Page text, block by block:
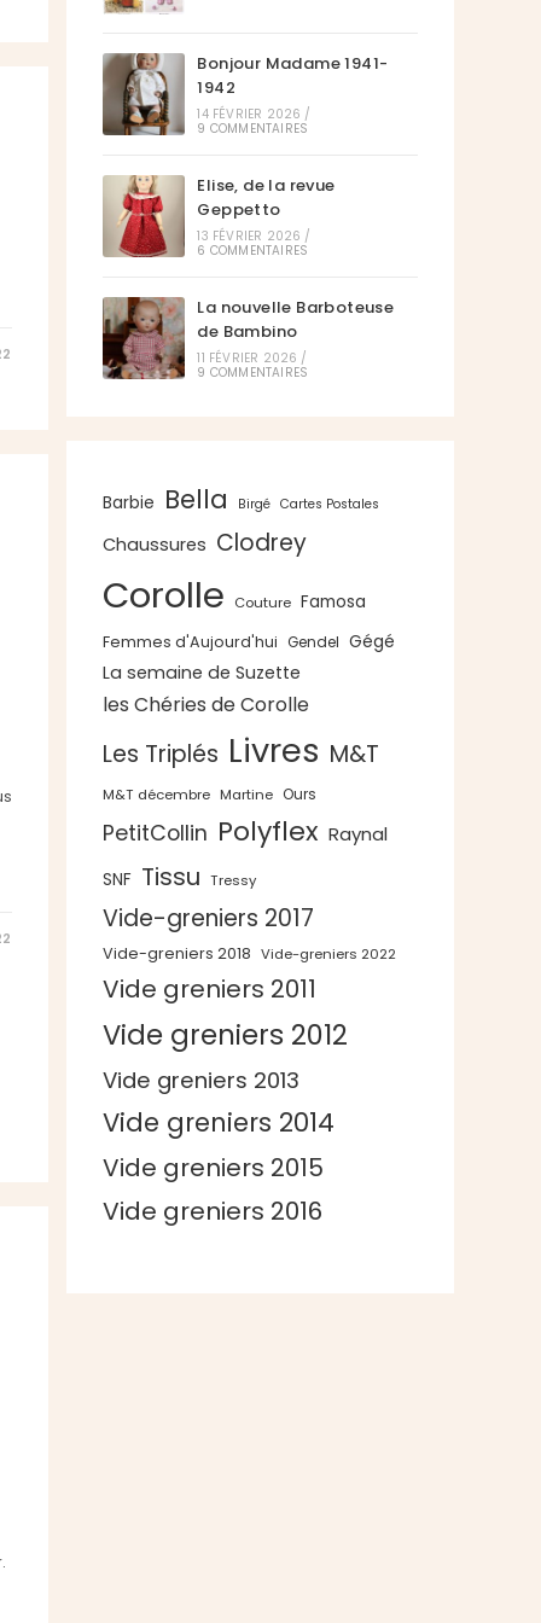
Bonjour Madame 1941-
1942
14 FÉVRIER 2026 /
9 COMMENTAIRES
Elise, de la revue
Geppetto
13 FÉVRIER 2026 /
6 COMMENTAIRES
La nouvelle Barboteuse
de Bambino
11 FÉVRIER 2026 /
9 COMMENTAIRES
Barbie Bella Birgé Cartes Postales
Chaussures Clodrey
Corolle Couture Famosa
Femmes d'Aujourd'hui Gendel Gégé
La semaine de Suzette
les Chéries de Corolle
Les Triplés Livres M&T
M&T décembre Martine Ours
PetitCollin Polyflex Raynal
SNF Tissu Tressy
Vide-greniers 2017
Vide-greniers 2018 Vide-greniers 2022
Vide greniers 2011
Vide greniers 2012
Vide greniers 2013
Vide greniers 2014
Vide greniers 2015
Vide greniers 2016